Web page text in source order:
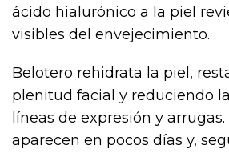
ácido hialurónico a la piel
visibles del envejecimiento.
Belotero rehidrata la piel,
plenitud facial y reduciendo
líneas de expresión y
aparecen en pocos días y,